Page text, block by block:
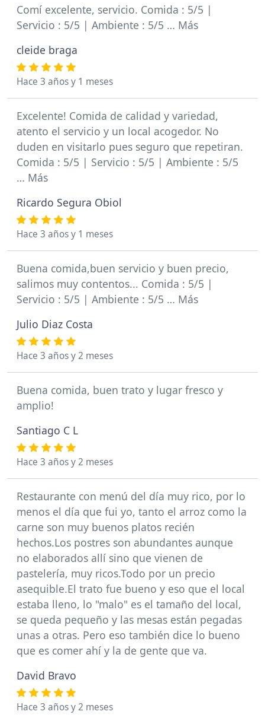
Comí excelente, servicio. Comida : 5/5 |
Servicio : 5/5 | Ambiente : 5/5 … Más
cleide braga
Hace 3 años y 1 meses
Excelente! Comida de calidad y variedad,
atento el servicio y un local acogedor. No
duden en visitarlo pues seguro que repetiran.
Comida : 5/5 | Servicio : 5/5 | Ambiente : 5/5
… Más
Ricardo Segura Obiol
Hace 3 años y 1 meses
Buena comida,buen servicio y buen precio,
salimos muy contentos... Comida : 5/5 |
Servicio : 5/5 | Ambiente : 5/5 … Más
Julio Diaz Costa
Hace 3 años y 2 meses
Buena comida, buen trato y lugar fresco y
amplio!
Santiago C L
Hace 3 años y 2 meses
Restaurante con menú del día muy rico, por lo
menos el día que fui yo, tanto el arroz como la
carne son muy buenos platos recién
hechos.Los postres son abundantes aunque
no elaborados allí sino que vienen de
pastelería, muy ricos.Todo por un precio
asequible.El trato fue bueno y eso que el local
estaba lleno, lo "malo" es el tamaño del local,
se queda pequeño y las mesas están pegadas
unas a otras. Pero eso también dice lo bueno
que es comer ahí y la de gente que va.
David Bravo
Hace 3 años y 2 meses